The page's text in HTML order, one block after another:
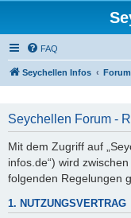
FAQ
Seychellen Infos Forum
Seychellen Forum -
Mit dem Zugriff auf
infos.de“) wird
folgenden Regelungen
1. NUTZUNGSVERTRAG